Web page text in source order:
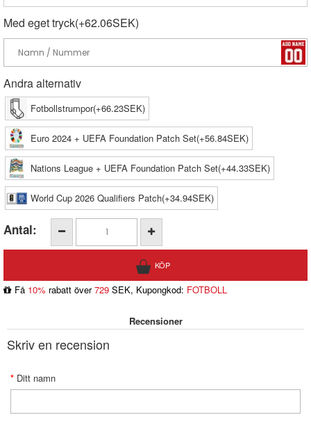
Med eget tryck(+62.06SEK)
Andra alternativ
Fotbollstrumpor(+66.23SEK)
Euro 2024 + UEFA Foundation Patch Set(+56.84SEK)
Nations League + UEFA Foundation Patch Set(+44.33SEK)
World Cup 2026 Qualifiers Patch(+34.94SEK)
Antal:
Få 10% rabatt över729 SEK, Kupongkod: FOTBOLL
Recensioner
Skriv en recension
Ditt namn